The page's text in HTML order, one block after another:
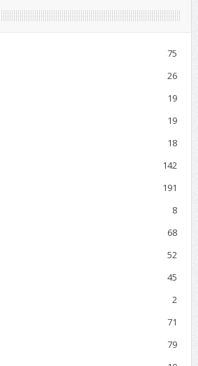
75
26
19
19
18
142
191
8
68
52
45
2
71
79